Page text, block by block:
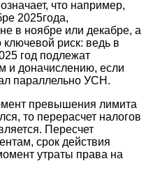
что например,
2025года,
в ноябре или декабре, а
риск: ведь в
год подлежат
и доначислению, если
параллельно УСН.
превышения лимита
то перерасчет налогов
Пересчет
срок действия
утраты права на